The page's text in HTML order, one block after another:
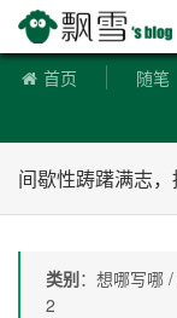
首页 随笔
间歇性踌躇满志
类别：想哪写哪 /
2